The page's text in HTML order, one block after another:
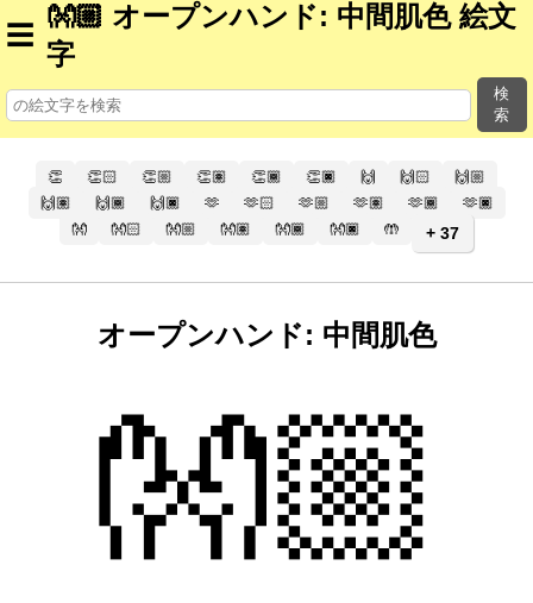
☰
👐🏼 オープンハンド: 中間肌色 絵文
字
検
索
👏 👏🏻 👏🏼 👏🏽 👏🏾 👏🏿 🙌 🙌🏻
🙌🏼
🙌🏽
🙌🏾 🙌🏿 🫶 🫶🏻 🫶🏼 🫶🏽 🫶🏾
🫶🏿
👐
👐🏻 👐🏼 👐🏽 👐🏾 👐🏿 🤲 + 37
オープンハンド: 中間肌色
👐🏼